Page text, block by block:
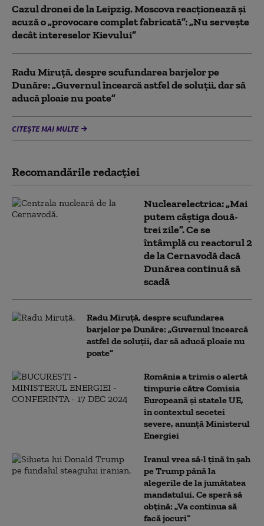
Cazul dronei de la Leipzig. Moscova reacționează și
acuză o „provocare complet fabricată”: „Nu serveşte
decât intereselor Kievului”
Radu Miruță, despre scufundarea barjelor pe
Dunăre: „Guvernul încearcă astfel de soluții, dar să
aducă ploaie nu poate”
CITEȘTE MAI MULTE
Recomandările redacţiei
Nuclearelectrica: „Mai
putem câștiga două-
trei zile”. Ce se
întâmplă cu reactorul 2
de la Cernavodă dacă
Dunărea continuă să
scadă
Radu Miruță, despre scufundarea
barjelor pe Dunăre: „Guvernul încearcă
astfel de soluții, dar să aducă ploaie nu
poate”
România a trimis o alertă
timpurie către Comisia
Europeană și statele UE,
în contextul secetei
severe, anunță Ministerul
Energiei
Iranul vrea să-l țină în șah
pe Trump până la
alegerile de la jumătatea
mandatului. Ce speră să
obțină: „Va continua să
facă jocuri”